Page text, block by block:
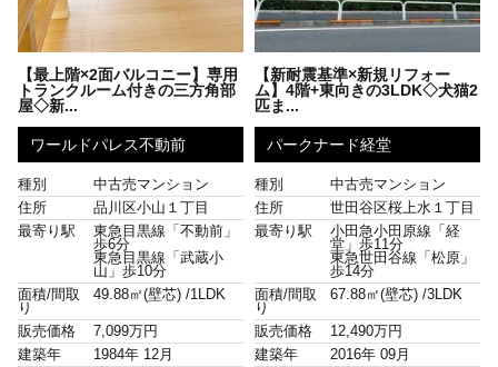
【最上階×2面バルコニー】専用
トランクルーム付きの三方角部
屋◇新...
ワールドパレス不動前
種別
中古売マンション
住所
品川区小山１丁目
最寄り駅
東急目黒線「不動前」
歩6分
東急目黒線「武蔵小
山」歩10分
面積/間取
り
49.88㎡(壁芯) /1LDK
販売価格
7,099万円
建築年
1984年 12月
【新耐震基準×新規リフォー
ム】4階+東向きの3LDK◇犬猫2
匹ま...
パークナード経堂
種別
中古売マンション
住所
世田谷区桜上水１丁目
最寄り駅
小田急小田原線「経
堂」歩11分
東急世田谷線「松原」
歩14分
面積/間取
り
67.88㎡(壁芯) /3LDK
販売価格
12,490万円
建築年
2016年 09月